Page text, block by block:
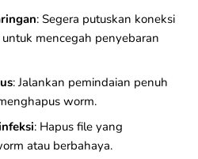
: Segera putuskan koneksi
mencegah penyebaran
: Jalankan pemindaian penuh
worm.
: Hapus file yang
atau berbahaya.